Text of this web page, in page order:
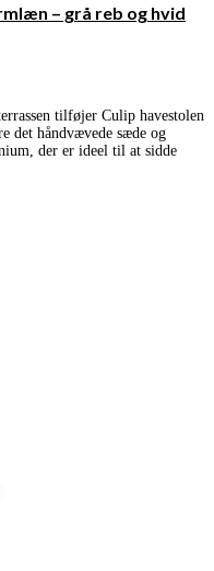
– grå reb og hvid
tilføjer Culip havestolen
det håndvævede sæde og
der er ideel til at sidde